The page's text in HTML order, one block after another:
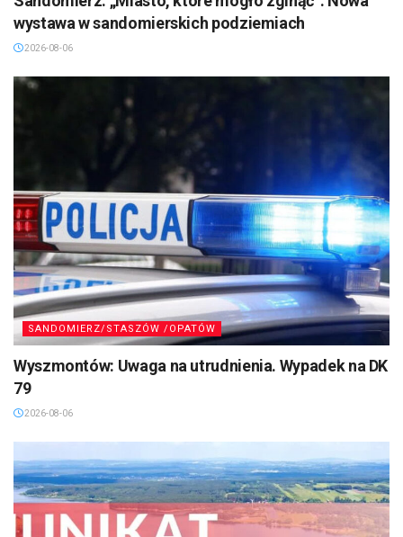
wystawa w sandomierskich podziemiach
2026-08-06
SANDOMIERZ/STASZÓW /OPATÓW
Wyszmontów: Uwaga na utrudnienia. Wypadek na DK
79
2026-08-06